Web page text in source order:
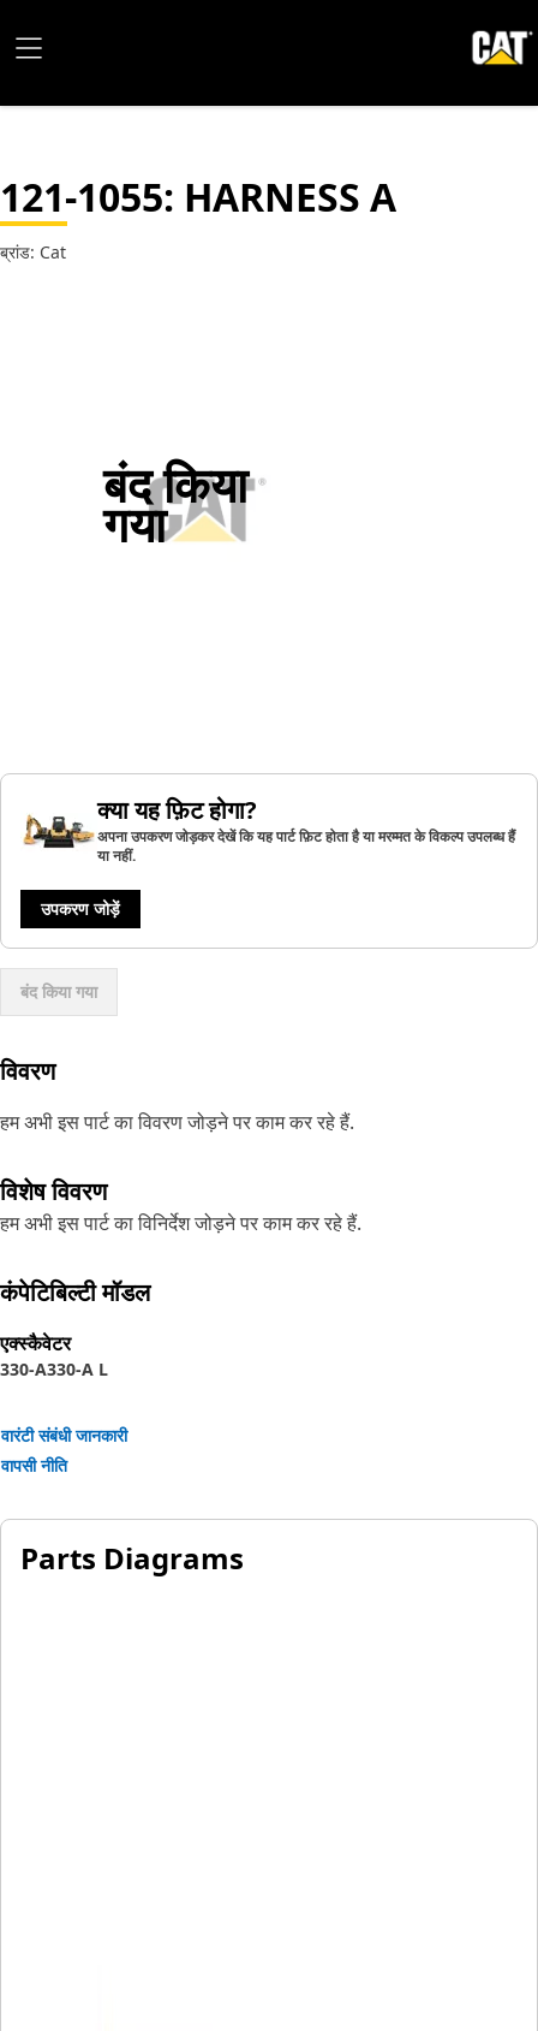
121-1055: HARNESS A
ब्रांड: Cat
बंद किया
गया
क्या यह फ़िट होगा?
अपना उपकरण जोड़कर देखें कि यह पार्ट फ़िट होता है या मरम्मत के विकल्प उपलब्ध हैं
या नहीं.
उपकरण जोड़ें
बंद किया गया
विवरण
हम अभी इस पार्ट का विवरण जोड़ने पर काम कर रहे हैं.
विशेष विवरण
हम अभी इस पार्ट का विनिर्देश जोड़ने पर काम कर रहे हैं.
कंपेटिबिल्टी मॉडल
एक्स्कैवेटर
330-A330-A L
वारंटी संबंधी जानकारी
वापसी नीति
Parts Diagrams